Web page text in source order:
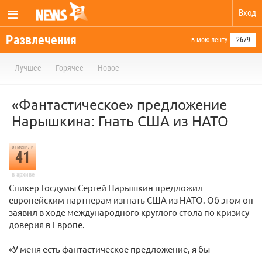
Вход
Развлечения в мою ленту 2679
Лучшее Горячее Новое
«Фантастическое» предложение
Нарышкина: Гнать США из НАТО
отметили
41
в архиве
Спикер Госдумы Сергей Нарышкин предложил
европейским партнерам изгнать США из НАТО. Об этом он
заявил в ходе международного круглого стола по кризису
доверия в Европе.
«У меня есть фантастическое предложение, я бы